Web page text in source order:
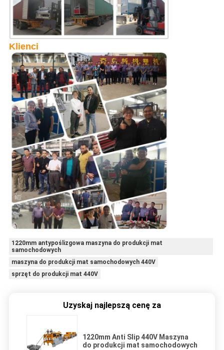
Klienci
1220mm antypoślizgowa maszyna do produkcji mat
samochodowych
maszyna do produkcji mat samochodowych 440V
sprzęt do produkcji mat 440V
Uzyskaj najlepszą cenę za
1220mm Anti Slip 440V Maszyna
do produkcji mat samochodowych